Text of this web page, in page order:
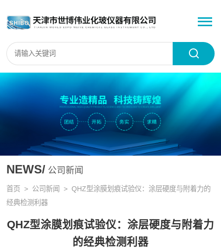
NEWS/ 公司新闻
首页 > 公司新闻
> QHZ型涂膜划痕试验仪：涂层硬度与附着力的
经典检测利器
QHZ型涂膜划痕试验仪：涂层硬度与附着力
的经典检测利器